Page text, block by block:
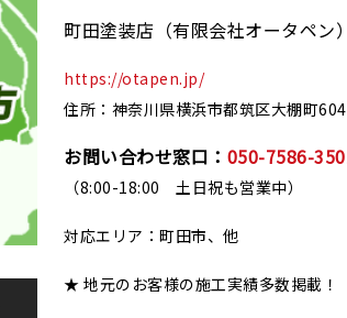
町田塗装店（有限会社オータペン）
https://otapen.jp/
住所：神奈川県横浜市都筑区大棚町604
お問い合わせ窓口： 050-7586-
（8:00-18:00 土日祝も営業中）
対応エリア：町田市、他
★ 地元のお客様の施工実績多数掲載！